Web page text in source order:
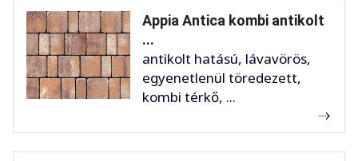
Appia Antica kombi antikolt
...
antikolt hatású, lávavörös,
egyenetlenül töredezett,
kombi térkő, ...